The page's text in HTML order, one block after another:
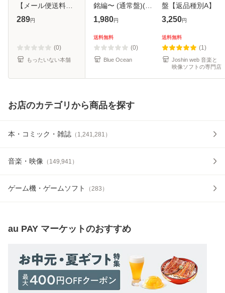
【メール便送料無
料】
289円
(0)
もったいない本舗
銘編〜 (通常盤)(2
枚組) [DVD]
1,980円
送料無料
(0)
Blue Ocean
盤【返品種別A】
3,250円
送料無料
(1)
Joshin web 音楽と
映像ソフトの専門店
お店のカテゴリから商品を探す
本・コミック・雑誌 （ 1,241,281 ）
音楽・映像 （ 149,941 ）
ゲーム機・ゲームソフト （283 ）
au PAY マーケットのおすすめ